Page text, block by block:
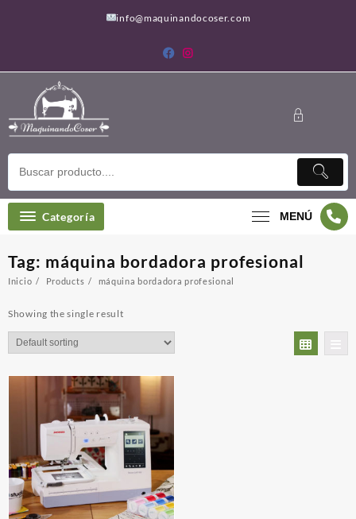
info@maquinandocoser.com
Categoría MENÚ
Tag: máquina bordadora profesional
Inicio Products máquina bordadora profesional
Showing the single result